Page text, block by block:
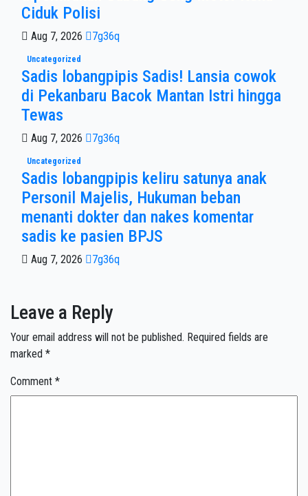
Ciduk Polisi
Aug 7, 2026 7g36q
Uncategorized
Sadis lobangpipis Sadis! Lansia cowok
di Pekanbaru Bacok Mantan Istri hingga
Tewas
Aug 7, 2026 7g36q
Uncategorized
Sadis lobangpipis keliru satunya anak
Personil Majelis, Hukuman beban
menanti dokter dan nakes komentar
sadis ke pasien BPJS
Aug 7, 2026 7g36q
Leave a Reply
Your email address will not be published. Required fields are
marked *
Comment *